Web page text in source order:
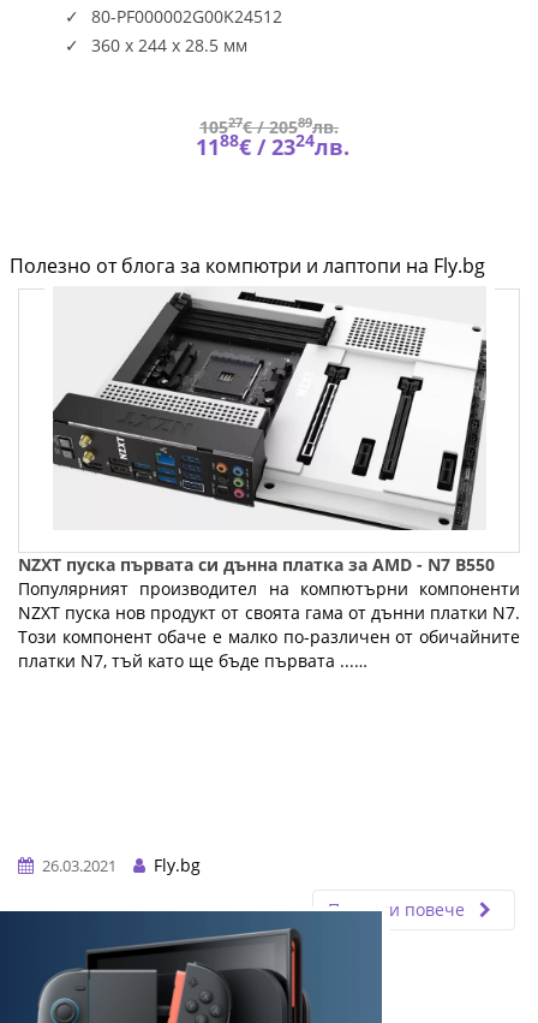
80-PF000002G00K24512
360 x 244 x 28.5 мм
10527€ /20589лв.
1188€ /2324лв.
Полезно от блога за компютри и лаптопи на Fly.bg
NZXT пуска първата си дънна платка за AMD - N7 B550
Популярният производител на компютърни компоненти
NZXT пуска нов продукт от своята гама от дънни платки N7.
Този компонент обаче е малко по-различен от обичайните
платки N7, тъй като ще бъде първата ...…
26.03.2021
Fly.bg
Прочети повече